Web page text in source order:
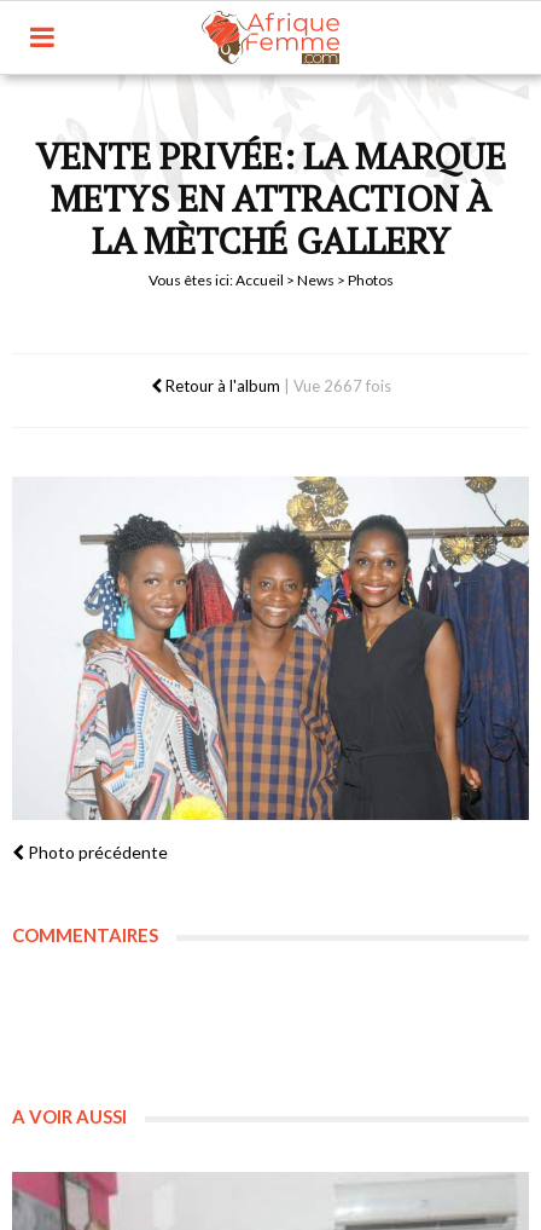
VENTE PRIVÉE: LA MARQUE
METYS EN ATTRACTION À
LA MÈTCHÉ GALLERY
Vous êtes ici:Accueil > News > Photos
Retour à l'album Vue 2667 fois
Photo précédente
COMMENTAIRES
A VOIR AUSSI